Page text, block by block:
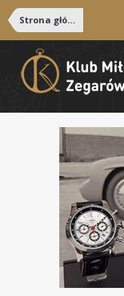
Strona główna